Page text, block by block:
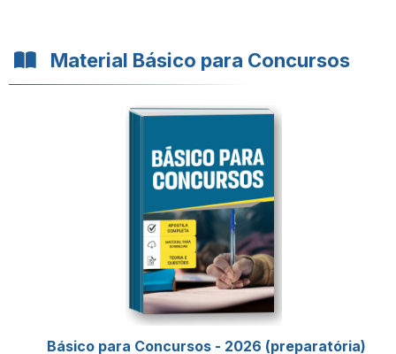
Material Básico para Concursos
Básico para Concursos - 2026 (preparatória)